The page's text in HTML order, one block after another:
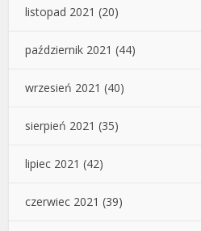
listopad 2021 (20)
październik 2021 (44)
wrzesień 2021 (40)
sierpień 2021 (35)
lipiec 2021 (42)
czerwiec 2021 (39)